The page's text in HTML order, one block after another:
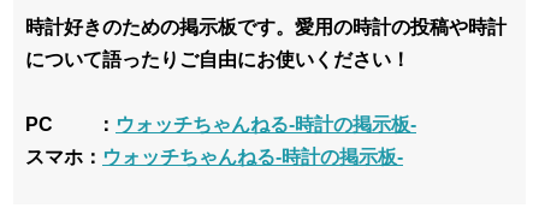
時計好きのための掲示板です。愛用の時計の投稿や時計
について語ったりご自由にお使いください！
PC ： ウォッチちゃんねる-時計の掲示板-
スマホ： ウォッチちゃんねる-時計の掲示板-